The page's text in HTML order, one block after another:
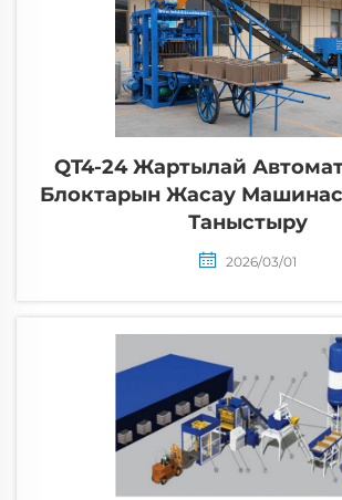
QT4-24 Жартылай
Блоктарын Жасау
Таныстыру
2026/03/01